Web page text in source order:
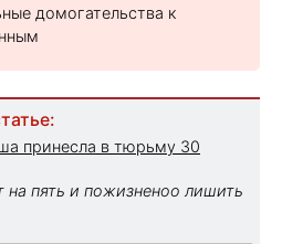
домогательства к
принесла в тюрьму 30
на пять и пожизненоо лишить